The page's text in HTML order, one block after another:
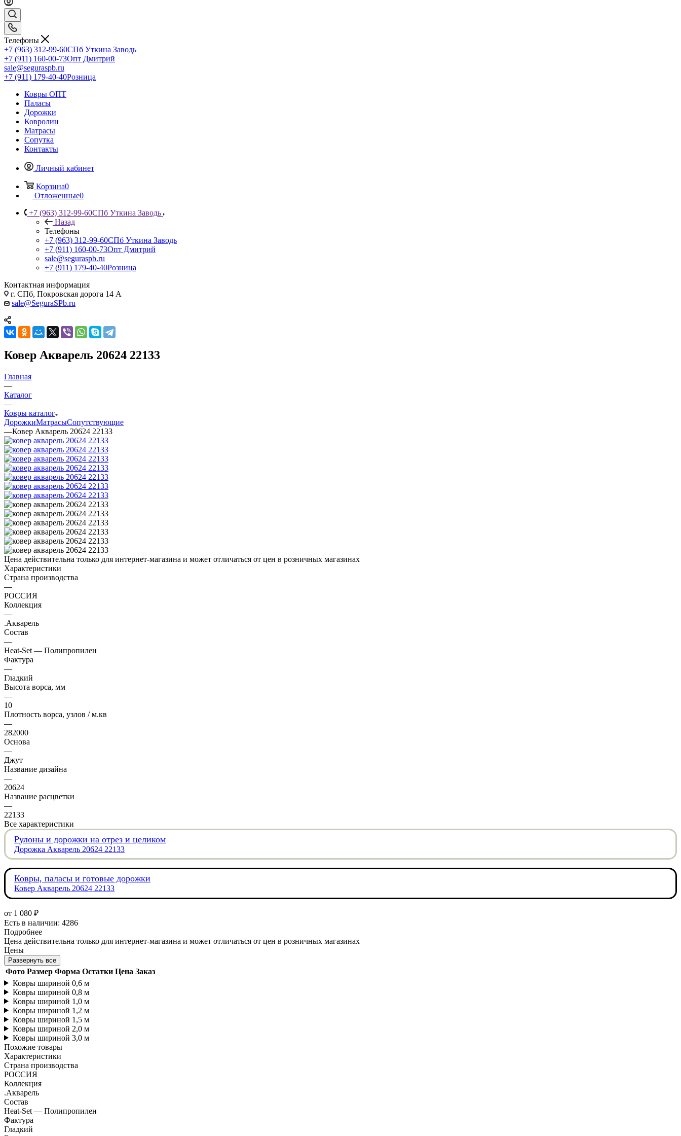
Телефоны
+7 (963) 312-99-60СПб Уткина Заводь
+7 (911) 160-00-73Опт Дмитрий
sale@seguraspb.ru
+7 (911) 179-40-40Розница
Ковры ОПТ
Паласы
Дорожки
Ковролин
Матрасы
Сопутка
Контакты
Личный кабинет
Корзина0
Отложенные0
+7 (963) 312-99-60СПб Уткина Заводь
Назад
Телефоны
+7 (963) 312-99-60СПб Уткина Заводь
+7 (911) 160-00-73Опт Дмитрий
sale@seguraspb.ru
+7 (911) 179-40-40Розница
Контактная информация
г. СПб, Покровская дорога 14 А
sale@SeguraSPb.ru
Ковер Акварель 20624 22133
Главная
—
Каталог
—
Ковры каталог
ДорожкиМатрасыСопутствующие
—Ковер Акварель 20624 22133
Цена действительна только для интернет-магазина и может отличаться от цен в розничных магазинах
Характеристики
Страна производства
—
РОССИЯ
Коллекция
—
.Акварель
Состав
—
Heat-Set — Полипропилен
Фактура
—
Гладкий
Высота ворса, мм
—
10
Плотность ворса, узлов / м.кв
—
282000
Основа
—
Джут
Название дизайна
—
20624
Название расцветки
—
22133
Все характеристики
Рулоны и дорожки на отрез и целиком
Дорожка Акварель 20624 22133
Ковры, паласы и готовые дорожки
Ковер Акварель 20624 22133
от 1 080 ₽
Есть в наличии: 4286
Подробнее
Цена действительна только для интернет-магазина и может отличаться от цен в розничных магазинах
Цены
Развернуть все
Фото Размер Форма Остатки Цена Заказ
Ковры шириной 0,6 м
Ковры шириной 0,8 м
Ковры шириной 1,0 м
Ковры шириной 1,2 м
Ковры шириной 1,5 м
Ковры шириной 2,0 м
Ковры шириной 3,0 м
Похожие товары
Характеристики
Страна производства
РОССИЯ
Коллекция
.Акварель
Состав
Heat-Set — Полипропилен
Фактура
Гладкий